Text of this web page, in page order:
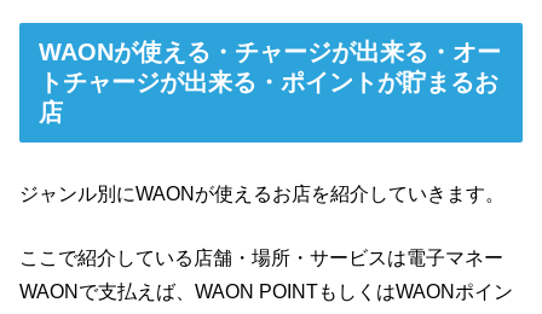
WAONが使える・チャージが出来る・オー
トチャージが出来る・ポイントが貯まるお
店
ジャンル別にWAONが使えるお店を紹介していきます。
ここで紹介している店舗・場所・サービスは電子マネー
WAONで支払えば、WAON POINTもしくはWAONポイン